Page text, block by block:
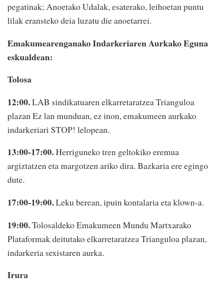
pegatinak; Anoetako Udalak, esaterako, leihoetan puntu
lilak eransteko deia luzatu die anoetarrei.
Emakumearenganako Indarkeriaren Aurkako Eguna
eskualdean:
Tolosa
12:00.LAB sindikatuaren elkarretaratzea Trianguloa
plazan Ez lan munduan, ez inon, emakumeen aurkako
indarkeriari STOP! lelopean.
13:00-17:00.Herriguneko tren geltokiko eremua
argiztatzen eta margotzen ariko dira. Bazkaria ere egingo
dute.
17:00-19:00.Leku berean, ipuin kontalaria eta klown-a.
19:00.Tolosaldeko Emakumeen Mundu Martxarako
Plataformak deitutako elkarretaratzea Trianguloa plazan,
indarkeria sexistaren aurka.
Irura